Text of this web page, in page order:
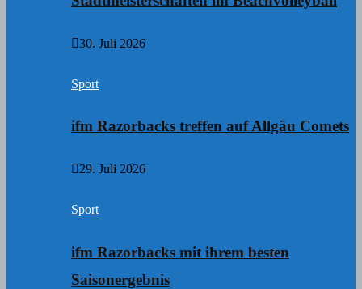
30. Juli 2026
Sport
ifm Razorbacks treffen auf Allgäu Comets
29. Juli 2026
Sport
ifm Razorbacks mit ihrem besten
Saisonergebnis